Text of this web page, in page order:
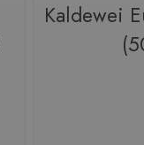
Kaldewei